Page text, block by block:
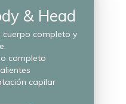
& Head
cuerpo completo y
completo
capilar